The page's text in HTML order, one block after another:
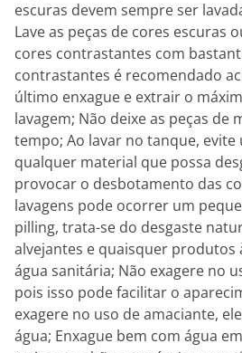
escuras devem sempre ser
Lave as peças de cores escuras
cores contrastantes com
contrastantes é recomendado
último enxague e extrair o
lavagem; Não deixe as peças de
tempo; Ao lavar no tanque, evite
qualquer material que possa
provocar o desbotamento das
lavagens pode ocorrer um
pilling, trata-se do desgaste
alvejantes e quaisquer produtos
água sanitária; Não exagere no
pois isso pode facilitar o
exagere no uso de amaciante,
água; Enxague bem com água